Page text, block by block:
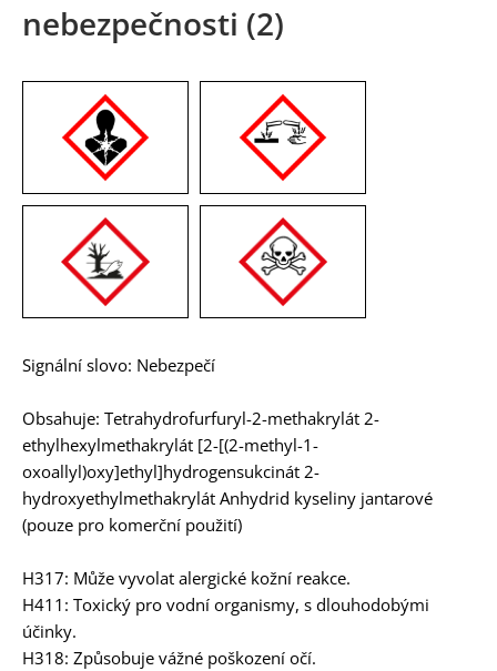
nebezpečnosti (2)
Signální slovo: Nebezpečí
Obsahuje: Tetrahydrofurfuryl-2-methakrylát 2-
ethylhexylmethakrylát [2-[(2-methyl-1-
oxoallyl)oxy]ethyl]hydrogensukcinát 2-
hydroxyethylmethakrylát Anhydrid kyseliny jantarové
(pouze pro komerční použití)
H317: Může vyvolat alergické kožní reakce.
H411: Toxický pro vodní organismy, s dlouhodobými
účinky.
H318: Způsobuje vážné poškození očí.